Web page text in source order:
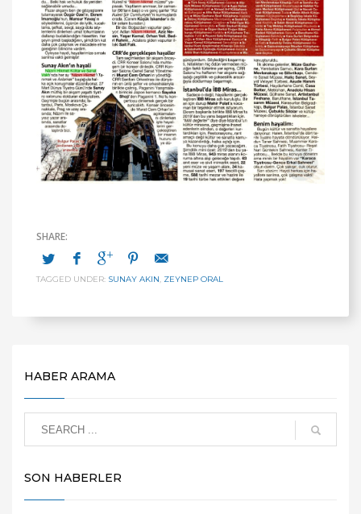
TAGGED UNDER: SUNAY AKIN, ZEYNEP ORAL
HABER ARAMA
SON HABERLER